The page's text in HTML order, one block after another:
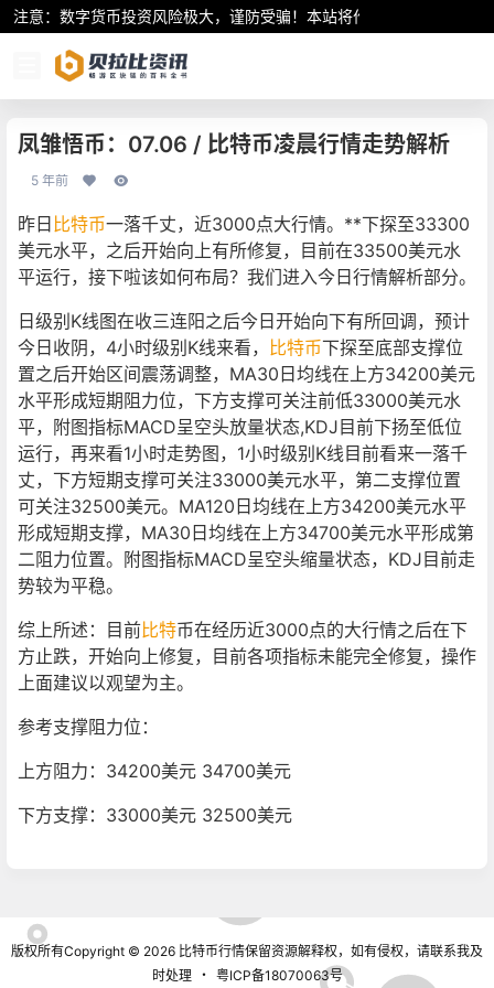
注意：数字货币投资风险极大，谨防受骗！本站将作为行业资讯共享
凤雏悟币：07.06 / 比特币凌晨行情走势解析
5 年前
昨日 比特币一落千丈，近3000点大行情。**下探至33300
美元水平，之后开始向上有所修复，目前在33500美元水
平运行，接下啦该如何布局？我们进入今日行情解析部分。
日级别K线图在收三连阳之后今日开始向下有所回调，预计
今日收阴，4小时级别K线来看，
比特币下探至底部支撑位
置之后开始区间震荡调整，MA30日均线在上方34200美元
水平形成短期阻力位，下方支撑可关注前低33000美元水
平，附图指标MACD呈空头放量状态,KDJ目前下扬至低位
运行，再来看1小时走势图，1小时级别K线目前看来一落千
丈，下方短期支撑可关注33000美元水平，第二支撑位置
可关注32500美元。MA120日均线在上方34200美元水平
形成短期支撑，MA30日均线在上方34700美元水平形成第
二阻力位置。附图指标MACD呈空头缩量状态，KDJ目前走
势较为平稳。
综上所述：目前比特币在经历近3000点的大行情之后在下
方止跌，开始向上修复，目前各项指标未能完全修复，操作
上面建议以观望为主。
参考支撑阻力位：
上方阻力：34200美元 34700美元
下方支撑：33000美元 32500美元
版权所有Copyright © 2026 比特币行情保留资源解释权，如有侵权，请联系我及
时处理
・ 粤ICP备18070063号